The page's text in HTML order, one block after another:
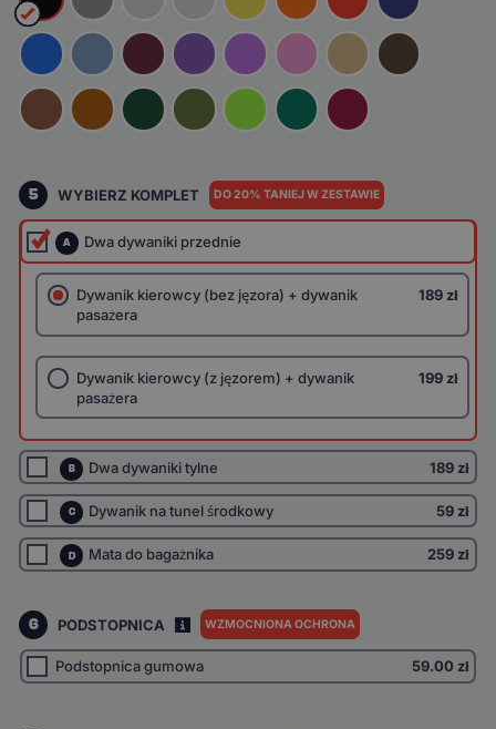
5 WYBIERZ KOMPLET DO 20% TANIEJ W ZESTAWIE
A Dwa dywaniki przednie
Dywanik kierowcy (bez jęzora) + dywanik
pasażera
189 zł
Dywanik kierowcy (z jęzorem) + dywanik
pasażera
199 zł
B Dwa dywaniki tylne 189 zł
C Dywanik na tunel środkowy 59 zł
D Mata do bagażnika 259 zł
6 PODSTOPNICA WZMOCNIONA OCHRONA
Podstopnica gumowa 59.00 zł